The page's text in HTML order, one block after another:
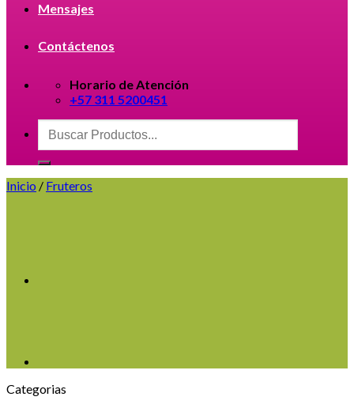
Mensajes
Contáctenos
Horario de Atención
+57 311 5200451
Buscar
por:
Inicio / Fruteros
Categorias